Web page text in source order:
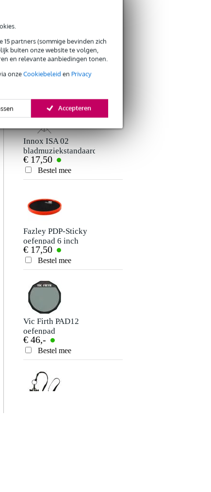
partners (sommige bevinden zich
buiten onze website te volgen,
en relevante aanbiedingen tonen.
onzeCookiebeleid en Privacy
Accepteren
ANDEREN KOCHTEN OOK
Innox ISA 02
bladmuziekstandaard
€ 17,50
Bestel mee
Fazley PDP-Sticky
oefenpad 6 inch
€ 17,50
Bestel mee
Vic Firth PAD12
oefenpad
€ 46,-
Bestel mee